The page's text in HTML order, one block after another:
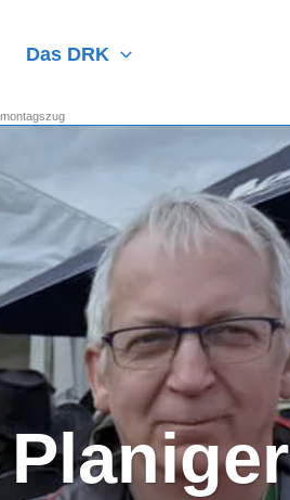
Das DRK